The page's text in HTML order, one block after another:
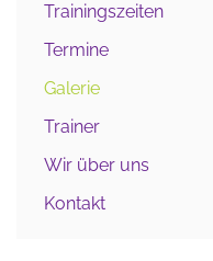
Trainingszeiten
Termine
Galerie
Trainer
Wir über uns
Kontakt